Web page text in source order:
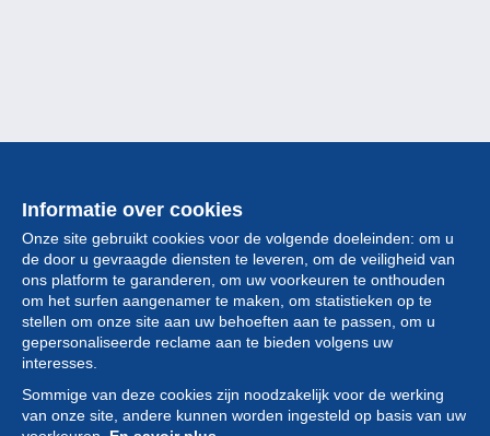
Informatie over cookies
Onze site gebruikt cookies voor de volgende doeleinden: om u
de door u gevraagde diensten te leveren, om de veiligheid van
ons platform te garanderen, om uw voorkeuren te onthouden
om het surfen aangenamer te maken, om statistieken op te
stellen om onze site aan uw behoeften aan te passen, om u
gepersonaliseerde reclame aan te bieden volgens uw
interesses.
Sommige van deze cookies zijn noodzakelijk voor de werking
van onze site, andere kunnen worden ingesteld op basis van uw
Collectie
Nieuws